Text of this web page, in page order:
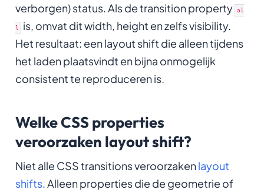
verborgen) status. Als de transition property al
l is, omvat dit width, height en zelfs visibility.
Het resultaat: een layout shift die alleen tijdens
het laden plaatsvindt en bijna onmogelijk
consistent te reproduceren is.
Welke CSS properties
veroorzaken layout shift?
Niet alle CSS transitions veroorzakenlayout
shifts. Alleen properties die de geometrie of